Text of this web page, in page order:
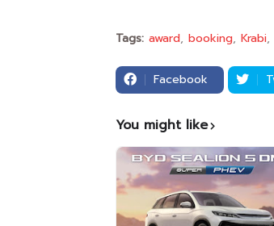
Tags: award booking Krabi
Facebook
You might like